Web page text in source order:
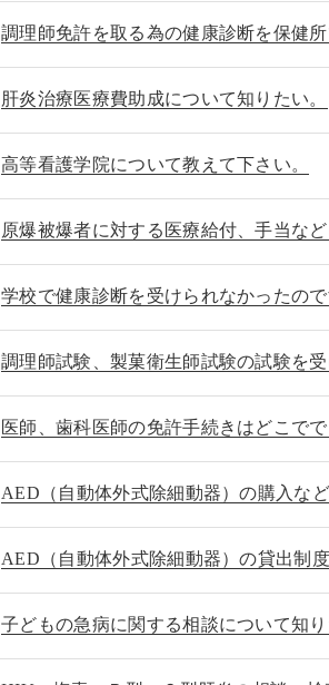
調理師免許を取る為の健康診断を保健
肝炎治療医療費助成について知りたい。
高等看護学院について教えて下さい。
原爆被爆者に対する医療給付、手当など
学校で健康診断を受けられなかったの
調理師試験、製菓衛生師試験の試験を受
医師、歯科医師の免許手続きはどこでで
AED（自動体外式除細動器）の購入な
AED（自動体外式除細動器）の貸出制
子どもの急病に関する相談について知り